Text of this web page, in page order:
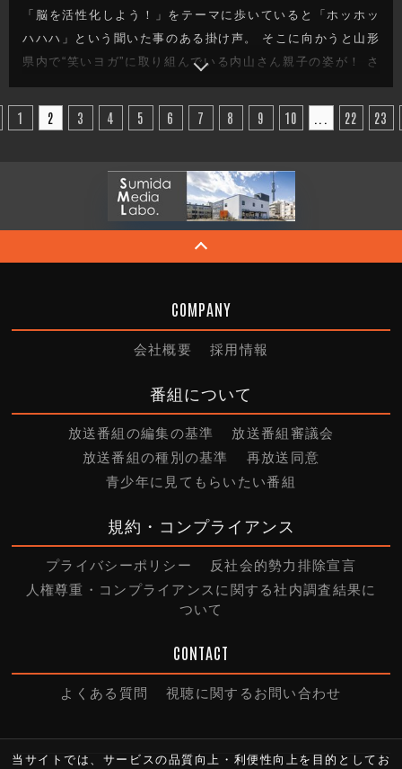
「脳を活性化しよう！」をテーマに歩いていると「ホッホッ
ハハハ」という聞いた事のある掛け声。 そこに向かうと山形
県内で“笑いヨガ”に取り組んでいる内山さん親子の姿が！ さ
くらんぼヨガなど山形にちなんだ笑いヨガを体験した後、最
上川のカッパ伝説を聞いていると、なぜか公園にカッパが出
現？ 「つねこ」と名乗るカッパはどう見てもピンクかつらの
1 2 3 4 5 6 7 8 9 10 22 23
COMPANY
会社概要 採用情報
番組について
放送番組の編集の基準
放送番組審議会
放送番組の種別の基準
再放送同意
青少年に見てもらいたい番組
規約・コンプライアンス
プライバシーポリシー
反社会的勢力排除宣言
人権尊重・コンプライアンスに関する社内調査結果に
ついて
CONTACT
よくある質問 視聴に関するお問い合わせ
当サイトでは、サービスの品質向上・利便性向上を目的としてお